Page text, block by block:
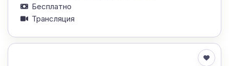
Бесплатно
Трансляция